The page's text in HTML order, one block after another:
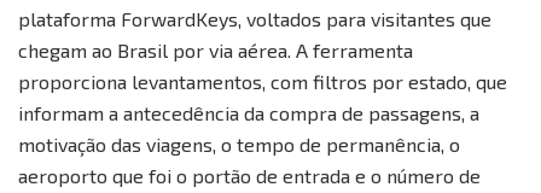
plataforma ForwardKeys, voltados para visitantes que
chegam ao Brasil por via aérea. A ferramenta
proporciona levantamentos, com filtros por estado, que
informam a antecedência da compra de passagens, a
motivação das viagens, o tempo de permanência, o
aeroporto que foi o portão de entrada e o número de